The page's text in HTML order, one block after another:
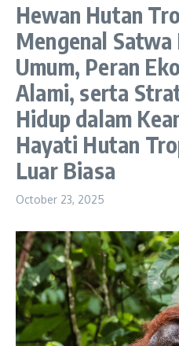
Hewan Hutan
Mengenal Satwa
Umum, Peran
Alami, serta
Hidup dalam
Hayati Hutan
Luar Biasa
October 23, 2025